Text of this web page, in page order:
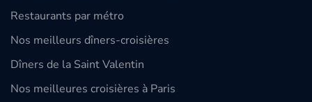
Restaurants par métro
Nos meilleurs dîners-croisières
Dîners de la Saint Valentin
Nos meilleures croisières à Paris